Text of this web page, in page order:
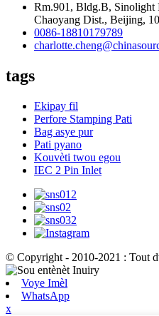
Rm.901, Bldg.B, Sinolight
Chaoyang Dist., Beijing,
0086-18810179789
tags
Ekipay fil
Perfore Stamping Pati
Bag asye pur
Pati pyano
Kouvèti twou egou
IEC 2 Pin Inlet
© Copyright - 2010-2021 : Tout
Voye Imèl
WhatsApp
x